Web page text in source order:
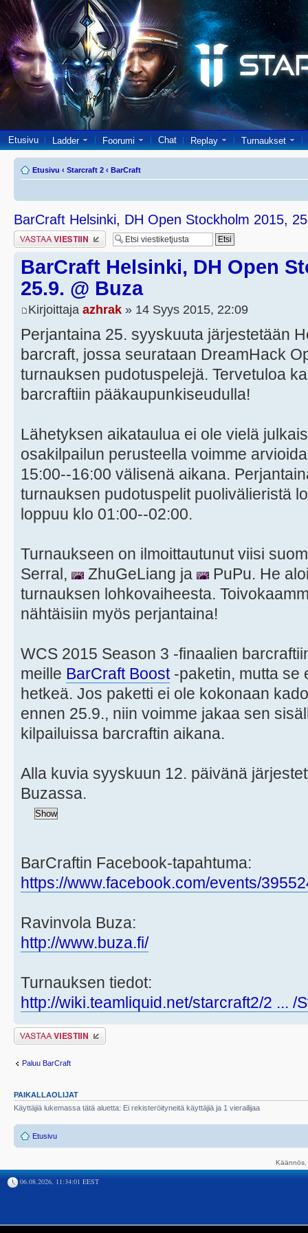
Etusivu Ladder Foorumi Chat Replay Turnaukset
Etusivu ‹ Starcraft 2 ‹ BarCraft
BarCraft Helsinki, DH Open Stockholm 2015,
Lähetä vastaus
BarCraft Helsinki, DH Open
25.9. @ Buza
Kirjoittaja azhrak » 14 Syys 2015, 22:09
Perjantaina 25. syyskuuta järjestetään
barcraft, jossa seurataan DreamHack
turnauksen pudotuspelejä. Tervetuloa
barcraftiin pääkaupunkiseudulla!
Lähetyksen aikataulua ei ole vielä
osakilpailun perusteella voimme
15:00--16:00 välisenä aikana.
turnauksen pudotuspelit puolivälieristä
loppuu klo 01:00--02:00.
Turnaukseen on ilmoittautunut viisi
Serral,
ZhuGeLiang ja
PuPu. He
turnauksen lohkovaiheesta.
nähtäisiin myös perjantaina!
WCS 2015 Season 3 -finaalien
meille BarCraft Boost-paketin, mutta se
hetkeä. Jos paketti ei ole kokonaan
ennen 25.9., niin voimme jakaa sen
kilpailuissa barcraftin aikana.
Alla kuvia syyskuun 12. päivänä
Buzassa.
BarCraftin Facebook-tapahtuma:
https://www.facebook.com/events/
Ravinvola Buza:
http://www.buza.fi/
Turnauksen tiedot:
http://wiki.teamliquid.net/starcraft2/2 ... /
Lähetä vastaus
Paluu BarCraft
PAIKALLAOLIJAT
Käyttäjiä lukemassa tätä aluetta: Ei rekisteröityneitä käyttäjiä ja 1 vierailijaa
Etusivu
06.08.2026, 11:34:01 EEST